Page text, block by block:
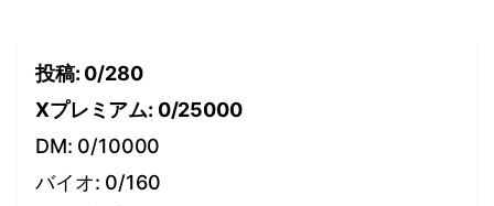
投稿: 0/280
Xプレミアム: 0/25000
DM: 0/10000
バイオ: 0/160